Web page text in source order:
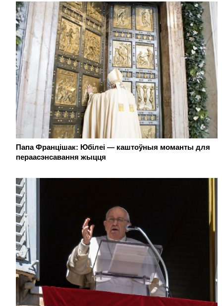
Папа Францішак: Юбілеі — каштоўныя моманты для
пераасэнсавання жыцця